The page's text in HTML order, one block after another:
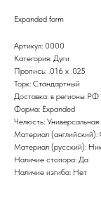
Expanded form
Артикул: 0000
Категория: Дуги
Пропись: .016 х .025
Торк: Стандартный
Доставка: в регионы РФ
Форма: Expanded
Челюсть: Универсальная
Материал
Материал (русский):
Наличие стопора: Да
Наличие изгиба: Нет